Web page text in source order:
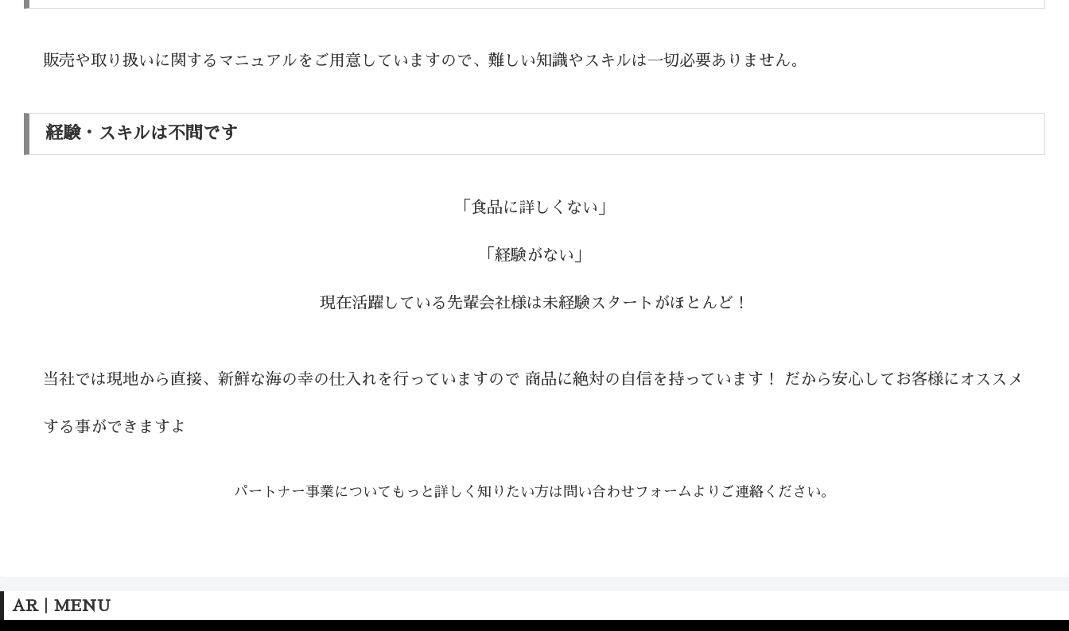
販売や取り扱いに関するマニュアルをご用意していますので、難しい知識やスキルは一切必要ありません。
経験・スキルは不問です
「食品に詳しくない」
「経験がない」
現在活躍している先輩会社様は未経験スタートがほとんど！
当社では現地から直接、新鮮な海の幸の仕入れを行っていますので 商品に絶対の自信を持っています！ だから安心してお客様にオススメ
する事ができますよ
パートナー事業についてもっと詳しく知りたい方は問い合わせフォームよりご連絡ください。
AR｜MENU